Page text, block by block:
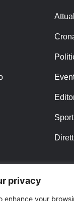
privacy
enhance your
Sport